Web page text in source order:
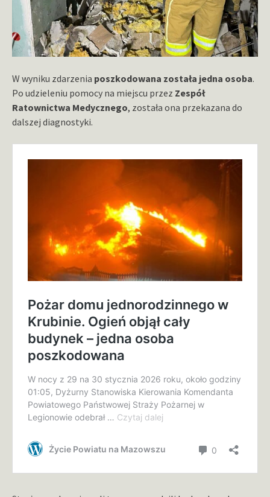
W wyniku zdarzenia poszkodowana została jedna osoba.
Po udzieleniu pomocy na miejscu przez Zespół
Ratownictwa Medycznego, została ona przekazana do
dalszej diagnostyki.